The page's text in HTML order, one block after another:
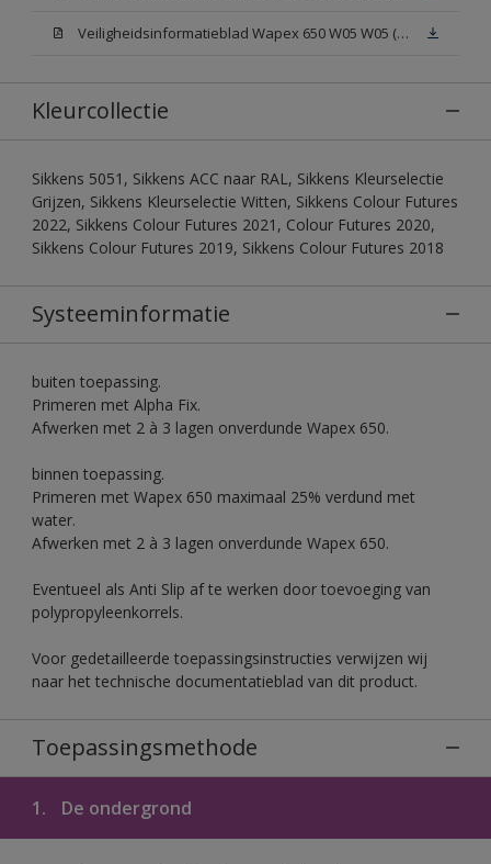
Veiligheidsinformatieblad Wapex 650 W05 W05 (MSDS)
Kleurcollectie
Sikkens 5051, Sikkens ACC naar RAL, Sikkens Kleurselectie
Grijzen, Sikkens Kleurselectie Witten, Sikkens Colour Futures
2022, Sikkens Colour Futures 2021, Colour Futures 2020,
Sikkens Colour Futures 2019, Sikkens Colour Futures 2018
Systeeminformatie
buiten toepassing.
Primeren met Alpha Fix.
Afwerken met 2 à 3 lagen onverdunde Wapex 650.
binnen toepassing.
Primeren met Wapex 650 maximaal 25% verdund met
water.
Afwerken met 2 à 3 lagen onverdunde Wapex 650.
Eventueel als Anti Slip af te werken door toevoeging van
polypropyleenkorrels.
Voor gedetailleerde toepassingsinstructies verwijzen wij
naar het technische documentatieblad van dit product.
Toepassingsmethode
1. De ondergrond